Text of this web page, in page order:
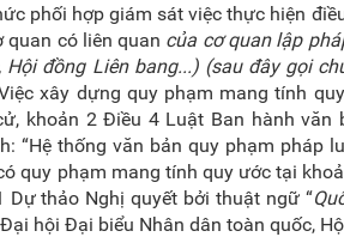
phối hợp giám sát việc thực hiện
quan có liên quan của cơ quan lập
đồng Liên bang...) (sau đây gọi
xây dựng quy phạm mang tính
khoản 2 Điều 4 Luật Ban hành văn
“Hệ thống văn bản quy phạm pháp
quy phạm mang tính quy ước tại
thảo Nghị quyết bởi thuật ngữ “
hội Đại biểu Nhân dân toàn quốc,